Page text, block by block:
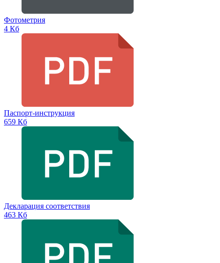
Фотометрия
4 Кб
Паспорт-инструкция
659 Кб
Декларация соответствия
463 Кб